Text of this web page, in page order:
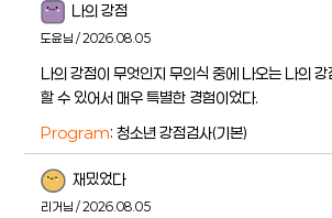
나의 강점
도윤님 / 2026.08.05
나의 강점이 무엇인지 무의식 중에 나오는 나의
할 수 있어서 매우 특별한 경험이었다.
Program: 청소년 강점검사(기본)
재밌었다
리거님 / 2026.08.05